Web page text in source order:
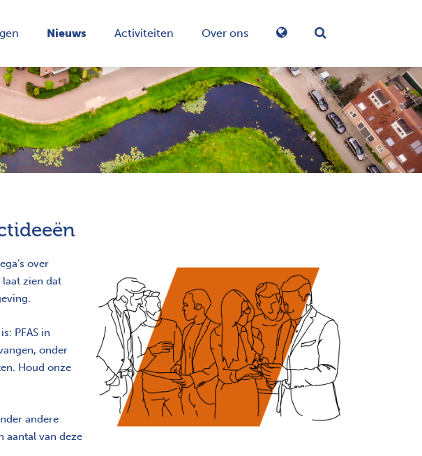
Nieuws Activiteiten
Over ons
over
zien dat
PFAS in
onder
Houd onze
andere
aantal van deze